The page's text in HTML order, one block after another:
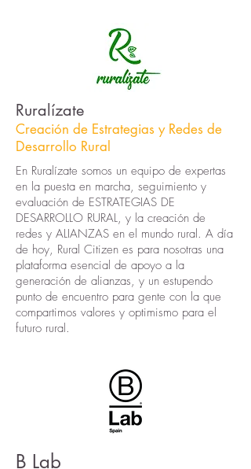
Ruralízate
Creación de Estrategias y Redes de
Desarrollo Rural
En Ruralízate somos un equipo de expertas
en la puesta en marcha, seguimiento y
evaluación de ESTRATEGIAS DE
DESARROLLO RURAL, y la creación de
redes y ALIANZAS en el mundo rural. A día
de hoy, Rural Citizen es para nosotras una
plataforma esencial de apoyo a la
generación de alianzas, y un estupendo
punto de encuentro para gente con la que
compartimos valores y optimismo para el
futuro rural.
B Lab